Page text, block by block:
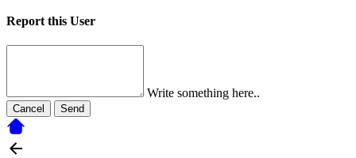
Report this User
Write something here..
Cancel Send